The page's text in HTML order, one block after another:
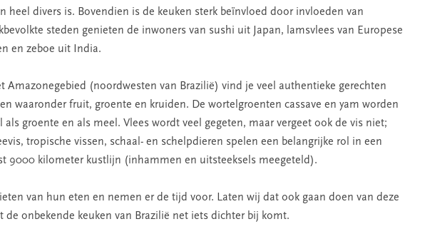
heel divers is. Bovendien is de keuken sterk beïnvloed door invloeden van
steden genieten de inwoners van sushi uit Japan, lamsvlees van Europese
en zeboe uit India.
Amazonegebied (noordwesten van Brazilië) vind je veel authentieke gerechten
waaronder fruit, groente en kruiden. De wortelgroenten cassave en yam worden
als groente en als meel. Vlees wordt veel gegeten, maar vergeet ook de vis niet;
tropische vissen, schaal- en schelpdieren spelen een belangrijke rol in een
9000 kilometer kustlijn (inhammen en uitsteeksels meegeteld).
van hun eten en nemen er de tijd voor. Laten wij dat ook gaan doen van deze
de onbekende keuken van Brazilië net iets dichter bij komt.